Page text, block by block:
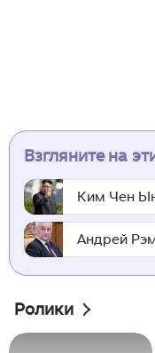
Взгляните на
Ким Чен
Андрей
Ролики